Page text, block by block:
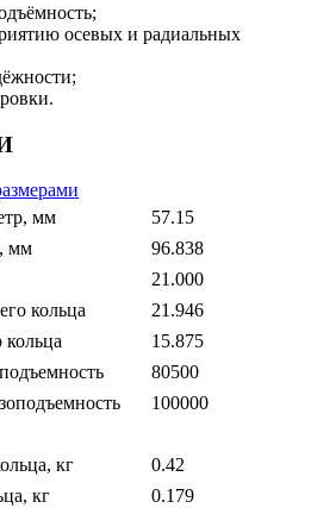
осевых и радиальных
мм
57.15
мм
96.838
21.000
кольца
21.946
15.875
80500
100000
кг
0.42
кг
0.179